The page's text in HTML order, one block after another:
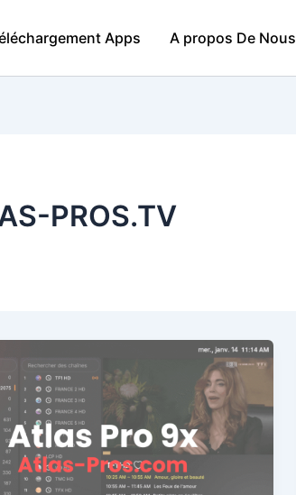
Apps A propos De Nous
PROS.TV